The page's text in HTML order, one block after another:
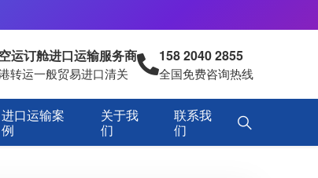
运订舱进口运输服务商
转运一般贸易进口清关
158 2040 2855
全国免费咨询热线
进口运输案
例
关于我
们
联系我
们